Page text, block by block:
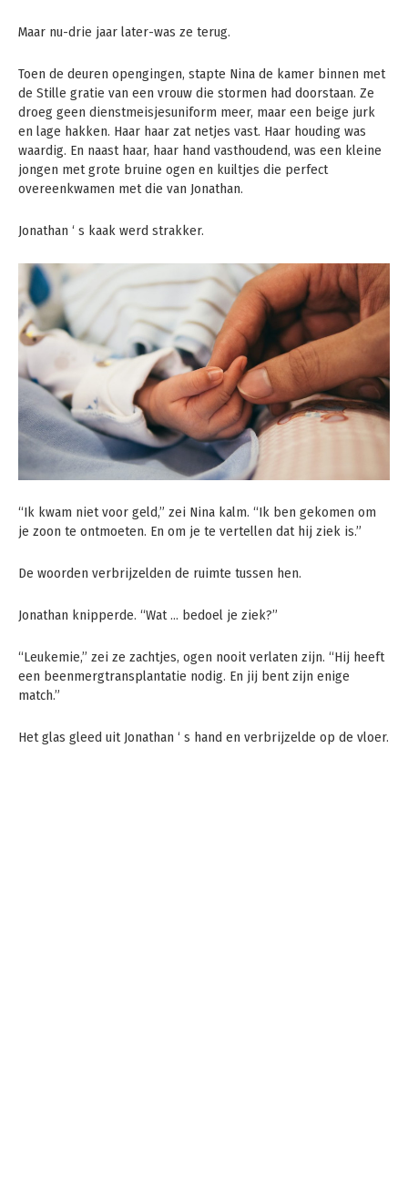
Maar nu-drie jaar later-was ze terug.
Toen de deuren opengingen, stapte Nina de kamer binnen met
de Stille gratie van een vrouw die stormen had doorstaan. Ze
droeg geen dienstmeisjesuniform meer, maar een beige jurk
en lage hakken. Haar haar zat netjes vast. Haar houding was
waardig. En naast haar, haar hand vasthoudend, was een kleine
jongen met grote bruine ogen en kuiltjes die perfect
overeenkwamen met die van Jonathan.
Jonathan ‘ s kaak werd strakker.
“Ik kwam niet voor geld,” zei Nina kalm. “Ik ben gekomen om
je zoon te ontmoeten. En om je te vertellen dat hij ziek is.”
De woorden verbrijzelden de ruimte tussen hen.
Jonathan knipperde. “Wat … bedoel je ziek?”
“Leukemie,” zei ze zachtjes, ogen nooit verlaten zijn. “Hij heeft
een beenmergtransplantatie nodig. En jij bent zijn enige
match.”
Het glas gleed uit Jonathan ‘ s hand en verbrijzelde op de vloer.